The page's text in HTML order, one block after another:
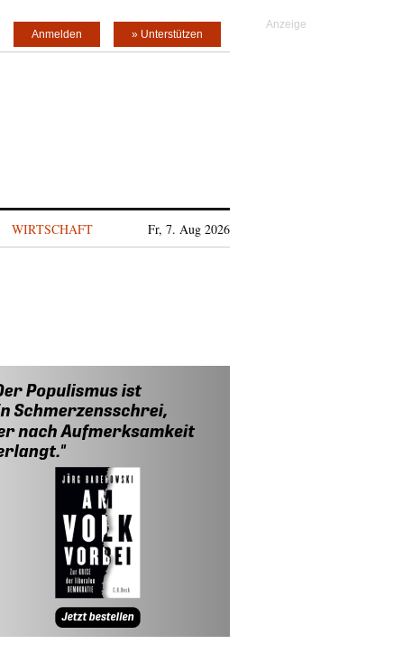
» Unterstützen
Anmelden
WIRTSCHAFT Fr, 7. Aug 2026